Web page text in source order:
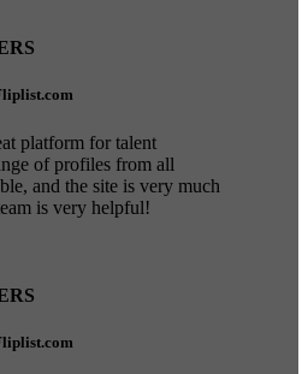
platform for talent
of profiles from all
and the site is very much
is very helpful!